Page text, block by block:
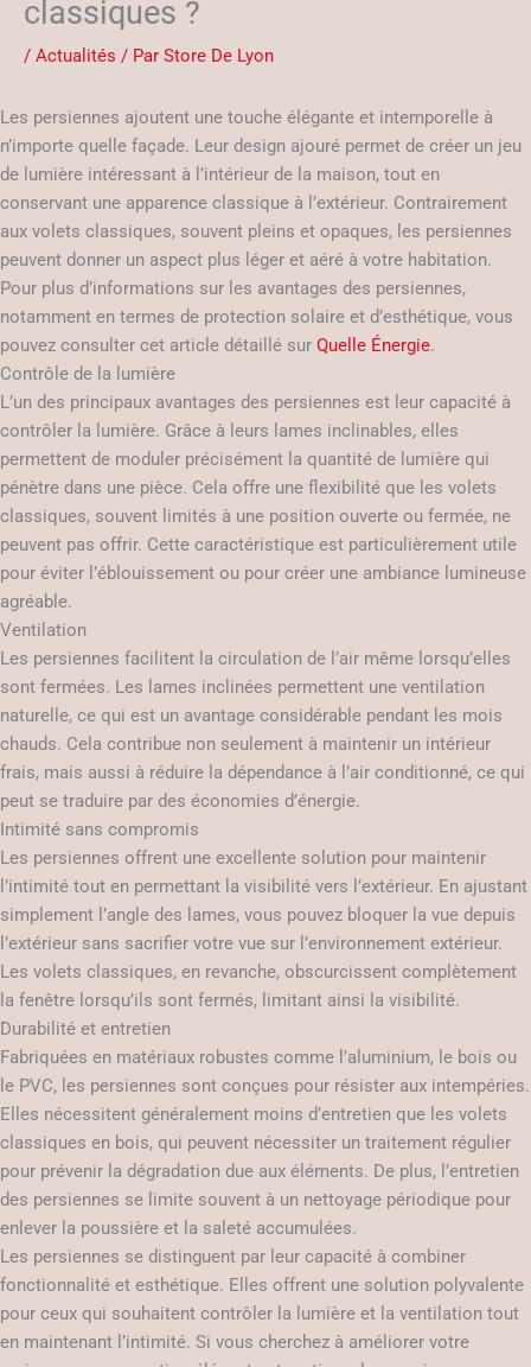
classiques ?
/ Actualités / Par Store De Lyon
Les persiennes ajoutent une touche élégante et intemporelle à
n’importe quelle façade. Leur design ajouré permet de créer un jeu
de lumière intéressant à l’intérieur de la maison, tout en
conservant une apparence classique à l’extérieur. Contrairement
aux volets classiques, souvent pleins et opaques, les persiennes
peuvent donner un aspect plus léger et aéré à votre habitation.
Pour plus d’informations sur les avantages des persiennes,
notamment en termes de protection solaire et d’esthétique, vous
pouvez consulter cet article détaillé sur Quelle Énergie.
Contrôle de la lumière
L’un des principaux avantages des persiennes est leur capacité à
contrôler la lumière. Grâce à leurs lames inclinables, elles
permettent de moduler précisément la quantité de lumière qui
pénètre dans une pièce. Cela offre une flexibilité que les volets
classiques, souvent limités à une position ouverte ou fermée, ne
peuvent pas offrir. Cette caractéristique est particulièrement utile
pour éviter l’éblouissement ou pour créer une ambiance lumineuse
agréable.
Ventilation
Les persiennes facilitent la circulation de l’air même lorsqu’elles
sont fermées. Les lames inclinées permettent une ventilation
naturelle, ce qui est un avantage considérable pendant les mois
chauds. Cela contribue non seulement à maintenir un intérieur
frais, mais aussi à réduire la dépendance à l’air conditionné, ce qui
peut se traduire par des économies d’énergie.
Intimité sans compromis
Les persiennes offrent une excellente solution pour maintenir
l’intimité tout en permettant la visibilité vers l’extérieur. En ajustant
simplement l’angle des lames, vous pouvez bloquer la vue depuis
l’extérieur sans sacrifier votre vue sur l’environnement extérieur.
Les volets classiques, en revanche, obscurcissent complètement
la fenêtre lorsqu’ils sont fermés, limitant ainsi la visibilité.
Durabilité et entretien
Fabriquées en matériaux robustes comme l’aluminium, le bois ou
le PVC, les persiennes sont conçues pour résister aux intempéries.
Elles nécessitent généralement moins d’entretien que les volets
classiques en bois, qui peuvent nécessiter un traitement régulier
pour prévenir la dégradation due aux éléments. De plus, l’entretien
des persiennes se limite souvent à un nettoyage périodique pour
enlever la poussière et la saleté accumulées.
Les persiennes se distinguent par leur capacité à combiner
fonctionnalité et esthétique. Elles offrent une solution polyvalente
pour ceux qui souhaitent contrôler la lumière et la ventilation tout
en maintenant l’intimité. Si vous cherchez à améliorer votre